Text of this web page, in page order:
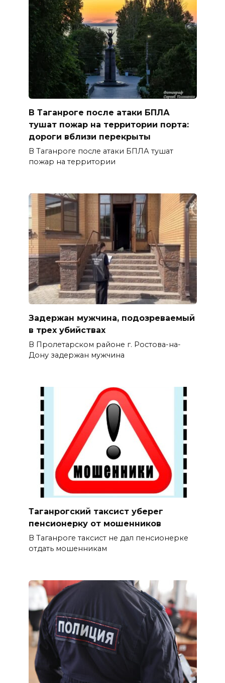
В Таганроге после атаки БПЛА
тушат пожар на территории порта:
дороги вблизи перекрыты
В Таганроге после атаки БПЛА тушат
пожар на территории
Задержан мужчина, подозреваемый
в трех убийствах
В Пролетарском районе г. Ростова-на-
Дону задержан мужчина
Таганрогский таксист уберег
пенсионерку от мошенников
В Таганроге таксист не дал пенсионерке
отдать мошенникам